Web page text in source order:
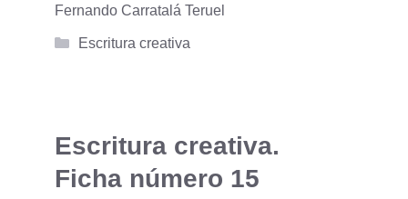
Fernando Carratalá Teruel
Categorías
Escritura creativa
Escritura creativa.
Ficha número 15